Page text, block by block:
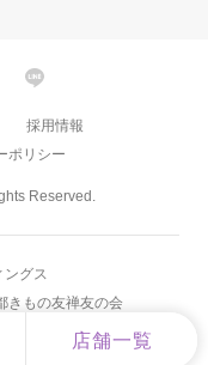
店舗一覧
Reserved.
採用情報
ポリシー
グス
きもの友禅友の会